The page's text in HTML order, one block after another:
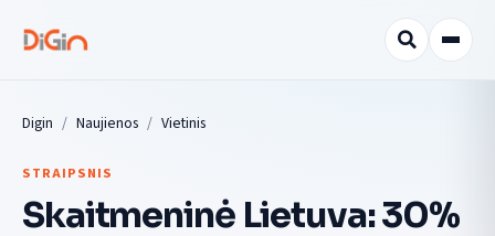
Digin Naujienos Vietinis
STRAIPSNIS
Skaitmeninė Lietuva: 30%